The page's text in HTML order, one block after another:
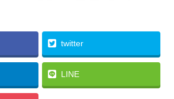
twitter
LINE